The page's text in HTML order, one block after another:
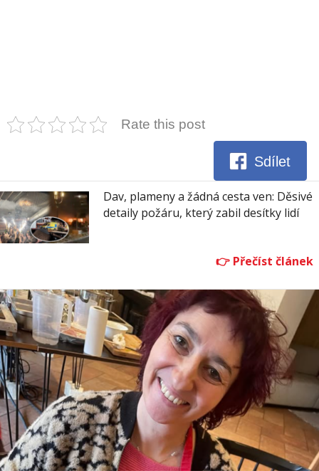
Rate this post
Sdílet
Dav, plameny a žádná cesta ven: Děsivé
detaily požáru, který zabil desítky lidí